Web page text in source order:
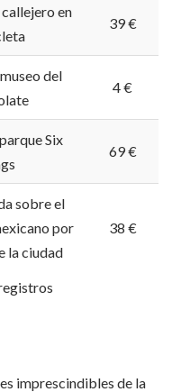
en
39 €
del
4 €
Six
69 €
sobre el
por
la ciudad
38 €
imprescindibles de la